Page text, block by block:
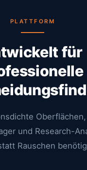
PLATTFORM
für
und Research-
Rauschen